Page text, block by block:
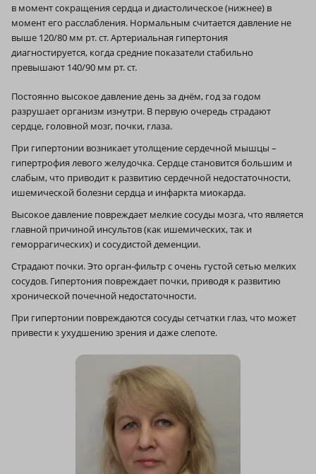
в момент сокращения сердца и диастолическое (нижнее) в
момент его расслабления. Нормальным считается давление не
выше 120/80 мм рт. ст. Артериальная гипертония
диагностируется, когда средние показатели стабильно
превышают 140/90 мм рт. ст.
Постоянно высокое давление день за днём, год за годом
разрушает организм изнутри. В первую очередь страдают
сердце, головной мозг, почки, глаза.
При гипертонии возникает утолщение сердечной мышцы –
гипертрофия левого желудочка. Сердце становится большим и
слабым, что приводит к развитию сердечной недостаточности,
ишемической болезни сердца и инфаркта миокарда.
Высокое давление повреждает мелкие сосуды мозга, что является
главной причиной инсультов (как ишемических, так и
геморрагических) и сосудистой деменции.
Страдают почки. Это орган-фильтр с очень густой сетью мелких
сосудов. Гипертония повреждает почки, приводя к развитию
хронической почечной недостаточности.
При гипертонии повреждаются сосуды сетчатки глаз, что может
привести к ухудшению зрения и даже слепоте.